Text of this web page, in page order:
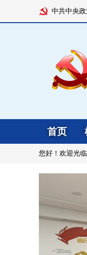
中共中央
首页
您好！欢迎光